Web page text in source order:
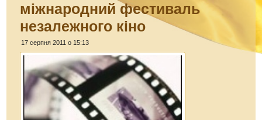
міжнародний фестиваль
незалежного кіно
17 серпня 2011 о 15:13